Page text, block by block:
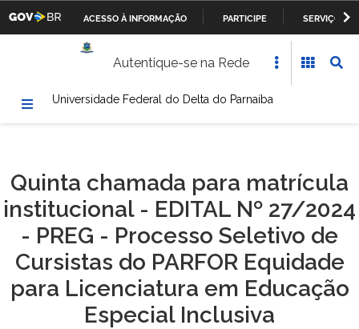
PARA
CONTEÚDO
ACESSO À INFORMAÇÃO PARTICIPE
SERVIÇOS
Ministério da Defesa
Ministério da Fazenda
Ministério da Agricultura, Pecuária e Abastecimento
Ministério da Educação
Autentique-se na Rede
Universidade Federal do Delta do Parnaíba
Quinta chamada para matrícula
institucional - EDITAL Nº 27/2024
- PREG - Processo Seletivo de
Cursistas do PARFOR Equidade
para Licenciatura em Educação
Especial Inclusiva